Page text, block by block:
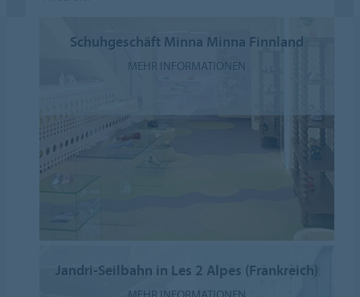
Schuhgeschäft Minna Minna Finnland
MEHR INFORMATIONEN
Jandri-Seilbahn in Les 2 Alpes (Frankreich)
MEHR INFORMATIONEN